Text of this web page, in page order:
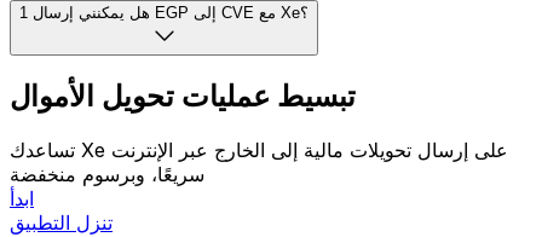
هل يمكنني إرسال 1 EGP إلى CVE مع Xe؟
تبسيط عمليات تحويل الأموال
تساعدك Xe على إرسال تحويلات مالية إلى الخارج عبر الإنترنت
سريعًا، وبرسوم منخفضة
ابدأ
تنزل التطبيق